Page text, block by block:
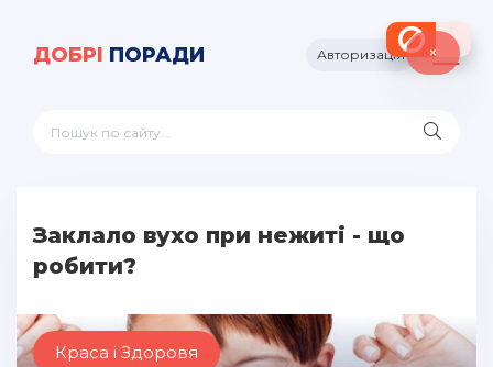
ДОБРІ ПОРАДИ Авторизація
Заклало вухо при нежиті - що
робити?
Краса і Здоровя
×